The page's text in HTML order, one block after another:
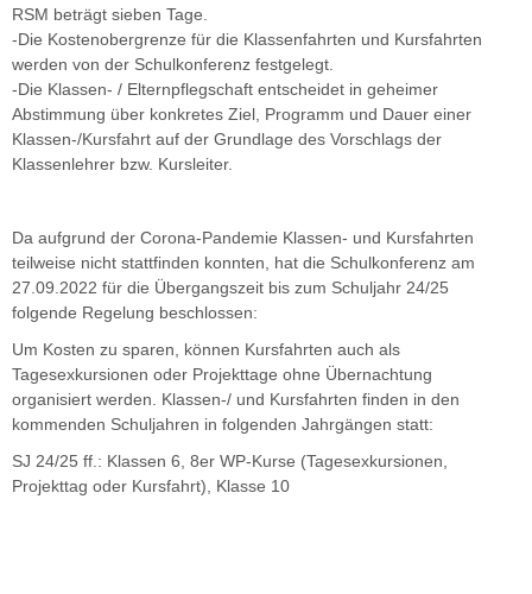
RSM beträgt sieben Tage.
-Die Kostenobergrenze für die Klassenfahrten und Kursfahrten
werden von der Schulkonferenz festgelegt.
-Die Klassen- / Elternpflegschaft entscheidet in geheimer
Abstimmung über konkretes Ziel, Programm und Dauer einer
Klassen-/Kursfahrt auf der Grundlage des Vorschlags der
Klassenlehrer bzw. Kursleiter.
Da aufgrund der Corona-Pandemie Klassen- und Kursfahrten
teilweise nicht stattfinden konnten, hat die Schulkonferenz am
27.09.2022 für die Übergangszeit bis zum Schuljahr 24/25
folgende Regelung beschlossen:
Um Kosten zu sparen, können Kursfahrten auch als
Tagesexkursionen oder Projekttage ohne Übernachtung
organisiert werden. Klassen-/ und Kursfahrten finden in den
kommenden Schuljahren in folgenden Jahrgängen statt:
SJ 24/25 ff.: Klassen 6, 8er WP-Kurse (Tagesexkursionen,
Projekttag oder Kursfahrt), Klasse 10